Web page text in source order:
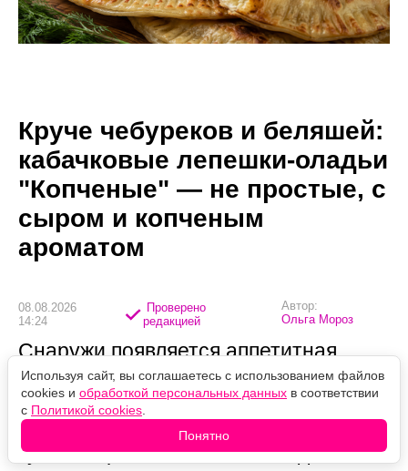
Круче чебуреков и беляшей:
кабачковые лепешки-оладьи
"Копченые" — не простые, с
сыром и копченым
ароматом
08.08.2026
14:24
Проверено
редакцией
Автор:
Ольга Мороз
Снаружи появляется аппетитная
румяная корочка, внутри они
остаются сочными благодаря
кабачкам и расплавленному сыру, а
кусочки краковской колбасы делают
Используя сайт, вы соглашаетесь с использованием файлов
cookies и обработкой персональных данных в соответствии
с Политикой cookies
Понятно